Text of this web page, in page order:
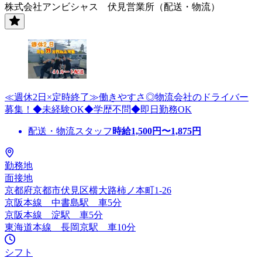
株式会社アンビシャス 伏見営業所（配送・物流）
≪週休2日×定時終了≫働きやすさ◎物流会社のドライバー
募集！◆未経験OK◆学歴不問◆即日勤務OK
配送・物流スタッフ 時給1,500円〜1,875円
勤務地
面接地
京都府京都市伏見区横大路柿ノ本町1‐26
京阪本線 中書島駅 車5分
京阪本線 淀駅 車5分
東海道本線 長岡京駅 車10分
シフト